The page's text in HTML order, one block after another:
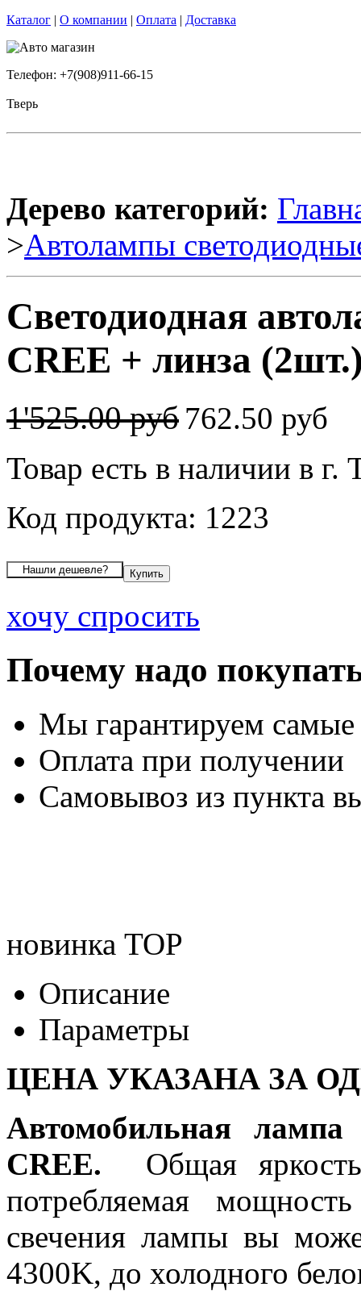
Каталог | О компании | Оплата | Доставка
Телефон: +7(908)911-66-15
Тверь
Дерево категорий:
>Автолампы
Светодиодная
CREE + линза
1'525.00 руб 762.50 руб
Товар есть в наличии в г.
Код продукта: 1223
хочу спросить
Почему надо
Мы гарантируем
Оплата при получении
Самовывоз из пункта
новинка TOP
Описание
Параметры
ЦЕНА УКАЗАНА ЗА
Автомобильная
CREE.
Общая
потребляемая
свечения лампы вы
4300K, до холодного